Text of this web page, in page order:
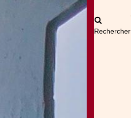
Rechercher